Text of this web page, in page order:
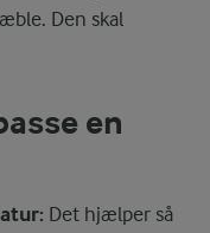
Den skal
en
Det hjælper så